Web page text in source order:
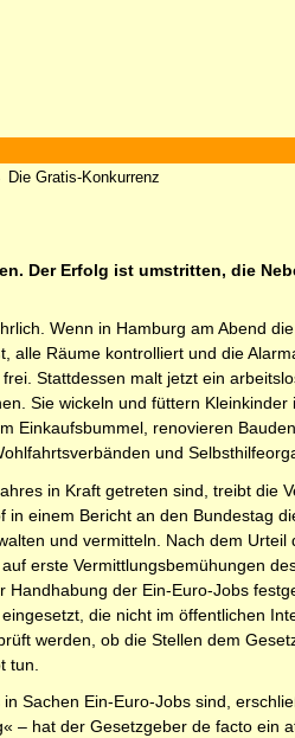
Die Gratis-Konkurrenz
Der Erfolg ist umstritten, die
Wenn in Hamburg am Abend
alle Räume kontrolliert und die
Stattdessen malt jetzt ein
Sie wickeln und füttern
Einkaufsbummel, renovieren
und
in Kraft getreten sind, treibt die
einem Bericht an den Bundestag
und vermitteln. Nach dem
erste Vermittlungsbemühungen
der Ein-Euro-Jobs
die nicht im öffentlichen
werden, ob die Stellen dem
tun.
Sachen Ein-Euro-Jobs sind,
– hat der Gesetzgeber de facto ein